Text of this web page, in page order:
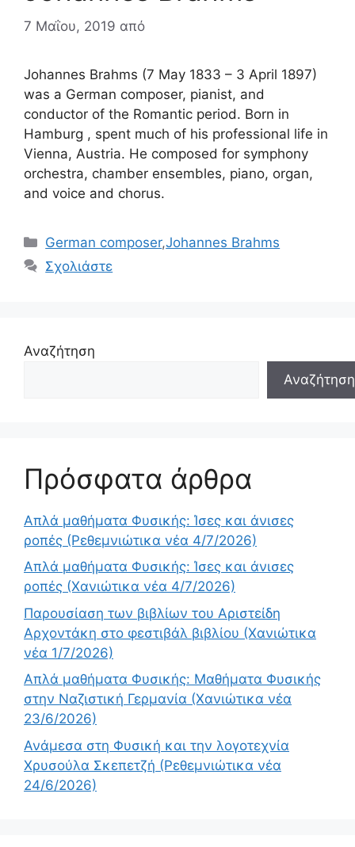
7 Μαΐου, 2019 από
Johannes Brahms (7 May 1833 – 3 April 1897)
was a German composer, pianist, and
conductor of the Romantic period. Born in
Hamburg , spent much of his professional life in
Vienna, Austria. He composed for symphony
orchestra, chamber ensembles, piano, organ,
and voice and chorus.
Κατηγορίες
German composer,Johannes Brahms
Σχολιάστε
Αναζήτηση
Αναζήτηση
Πρόσφατα άρθρα
Απλά μαθήματα Φυσικής: Ίσες και άνισες
ροπές (Ρεθεμνιώτικα νέα 4/7/2026)
Απλά μαθήματα Φυσικής: Ίσες και άνισες
ροπές (Χανιώτικα νέα 4/7/2026)
Παρουσίαση των βιβλίων του Αριστείδη
Αρχοντάκη στο φεστιβάλ βιβλίου (Χανιώτικα
νέα 1/7/2026)
Απλά μαθήματα Φυσικής: Μαθήματα Φυσικής
στην Ναζιστική Γερμανία (Χανιώτικα νέα
23/6/2026)
Ανάμεσα στη Φυσική και την λογοτεχνία
Χρυσούλα Σκεπετζή (Ρεθεμνιώτικα νέα
24/6/2026)